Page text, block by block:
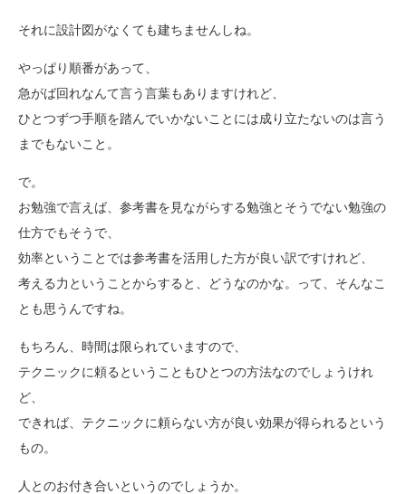
それに設計図がなくても建ちませんしね。
やっぱり順番があって、
急がば回れなんて言う言葉もありますけれど、
ひとつずつ手順を踏んでいかないことには成り立たないのは言う
までもないこと。
で。
お勉強で言えば、参考書を見ながらする勉強とそうでない勉強の
仕方でもそうで、
効率ということでは参考書を活用した方が良い訳ですけれど、
考える力ということからすると、どうなのかな。って、そんなこ
とも思うんですね。
もちろん、時間は限られていますので、
テクニックに頼るということもひとつの方法なのでしょうけれ
ど、
できれば、テクニックに頼らない方が良い効果が得られるという
もの。
人とのお付き合いというのでしょうか。